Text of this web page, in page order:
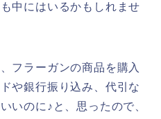
中にはいるかもしれませ
フラーガンの商品を購入
や銀行振り込み、代引な
いのに♪と、思ったので、